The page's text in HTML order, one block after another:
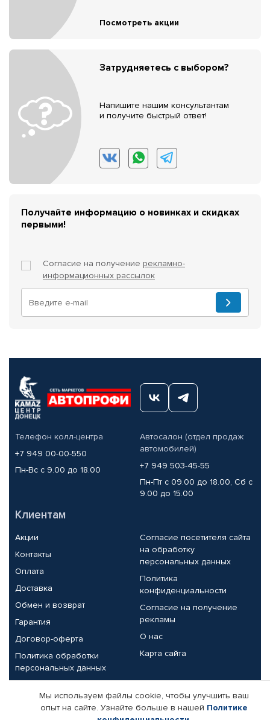
Посмотреть акции
Затрудняетесь с выбором?
Напишите нашим консультантам
и получите быстрый ответ!
Получайте информацию о новинках и скидках
первыми!
Согласие на получение рекламно-
информационных рассылок
Телефон колл-центра
+7 949 00-00-550
Пн-Вс с 9.00 до 18.00
Автосалон (отдел продаж
автомобилей)
+7 949 503-45-55
Пн-Пт с 09.00 до 18.00, Сб с
9.00 до 15.00
Клиентам
Акции
Контакты
Оплата
Доставка
Обмен и возврат
Гарантия
Договор-оферта
Политика обработки
персональных данных
Согласие посетителя сайта
на обработку
персональных данных
Политика
конфиденциальности
Согласие на получение
рекламы
О нас
Карта сайта
Партнерам
Корпоративным клиентам Реквизиты компании
Мы используем файлы cookie, чтобы улучшить ваш
опыт на сайте. Узнайте больше в нашей Политике